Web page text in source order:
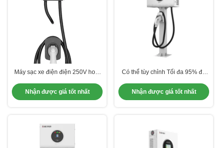
Máy sạc xe điện điện 250V hoạt
≥99% và dòng điện định số
16A/32A
Nhận được giá tốt nhất
Có thể tùy chỉnh Tối đa 95% độ
điện Bộ sạc gia đình để sạc gia
đình GBT EV Bộ sạc nhanh
Nhận được giá tốt nhất